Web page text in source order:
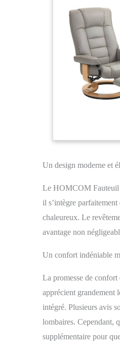
Un design moderne et
Le HOMCOM Fauteuil
il s’intègre
chaleureux. Le
avantage non
Un confort indéniable
La promesse de confort
apprécient grandement
intégré. Plusieurs avis
lombaires. Cependant,
supplémentaire pour